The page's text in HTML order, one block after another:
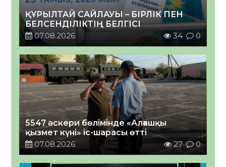
ҚҰРЫЛТАЙ САЙЛАУЫ – БІРЛІК ПЕН
БЕЛСЕНДІЛІКТІҢ БЕЛГІСІ
07.08.2026
34 0
5547 әскери бөлімінде «Алғашқы
қызмет күні» іс-шарасы өтті
07.08.2026
27 0